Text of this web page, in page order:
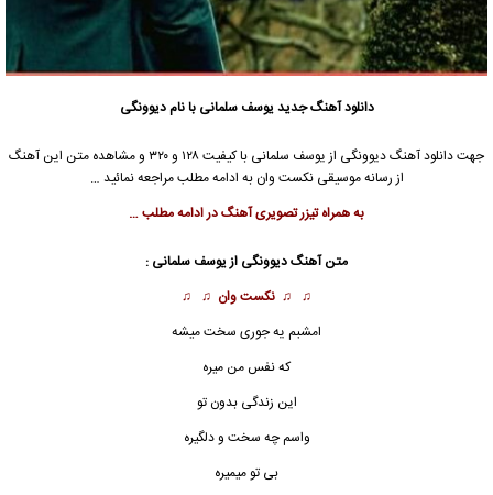
دانلود آهنگ جدیدیوسف سلمانی با نام دیوونگی
جهت دانلود آهنگ دیوونگی از یوسف سلمانی
با کیفیت ۱۲۸ و ۳۲۰ و مشاهده متن این آهنگ
از رسانه موسیقی نکست وان به ادامه مطلب مراجعه نمائید …
به همراه تیزر تصویری آهنگ در ادامه مطلب …
متن آهنگ دیوونگی ازیوسف سلمانی :
♫ ♫ نکست وان ♫ ♫
امشبم یه جوری سخت میشه
که نفس من میره
این زندگی بدون تو
واسم چه سخت و دلگیره
بی تو میمیره